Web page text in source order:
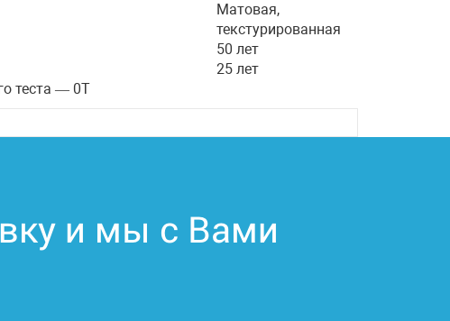
Матовая,
текстурированная
50 лет
25 лет
теста — 0Т
и мы с Вами